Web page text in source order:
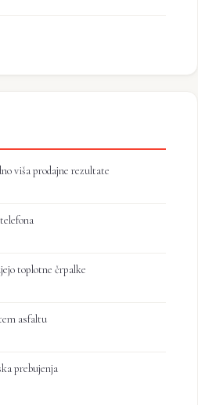
viša prodajne rezultate
toplotne črpalke
asfaltu
prebujenja